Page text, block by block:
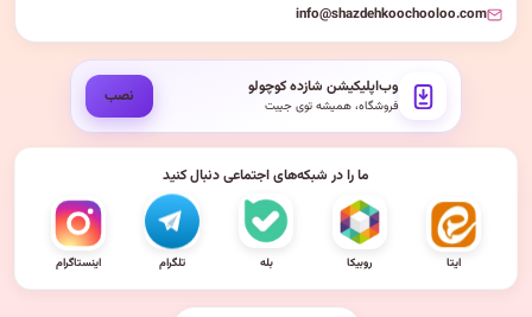
info@shazdehkoochooloo.com
وب‌اپلیکیشن شازده کوچولو
فروشگاه، همیشه توی جیبت نصب
ما را در شبکه‌های اجتماعی دنبال کنید
ایتا روبیکا بله تلگرام اینستاگرام